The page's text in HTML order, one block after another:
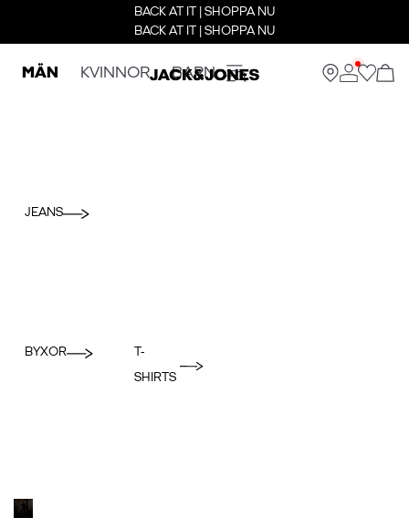
BACK AT IT | SHOPPA NU
BACK AT IT | SHOPPA NU
MÄN KVINNOR BARN
JEANS
BYXOR
T-
SHIRTS